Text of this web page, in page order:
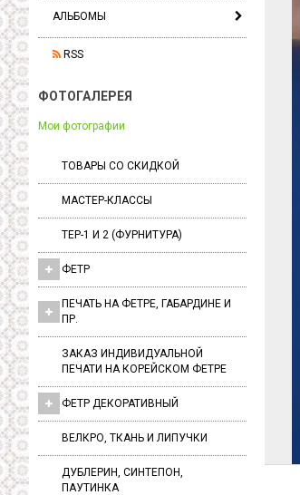
АЛЬБОМЫ
RSS
ФОТОГАЛЕРЕЯ
Мои фотографии
ТОВАРЫ СО СКИДКОЙ
МАСТЕР-КЛАССЫ
ТЕР-1 И 2 (ФУРНИТУРА)
ФЕТР
ПЕЧАТЬ НА ФЕТРЕ, ГАБАРДИНЕ И
ПР.
ЗАКАЗ ИНДИВИДУАЛЬНОЙ
ПЕЧАТИ НА КОРЕЙСКОМ ФЕТРЕ
ФЕТР ДЕКОРАТИВНЫЙ
ВЕЛКРО, ТКАНЬ И ЛИПУЧКИ
ДУБЛЕРИН, СИНТЕПОН,
ПАУТИНКА